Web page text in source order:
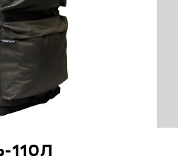
110Л